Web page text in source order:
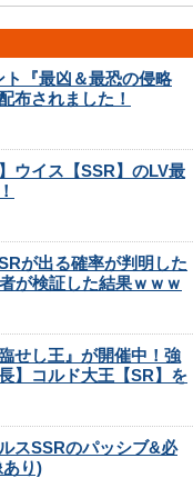
『最凶＆最恐の侵略
布されました！
ウイス【SSR】のLV最
が出る確率が判明した
が検証した結果ｗｗｗ
せし王』が開催中！強
】コルド大王【SR】を
スSSRのパッシブ&必
り)